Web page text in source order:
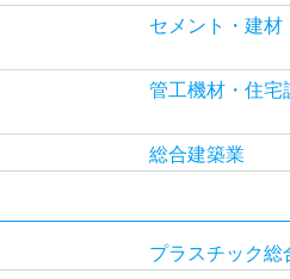
セメント・建材
管工機材・住宅
総合建築業
プラスチック総